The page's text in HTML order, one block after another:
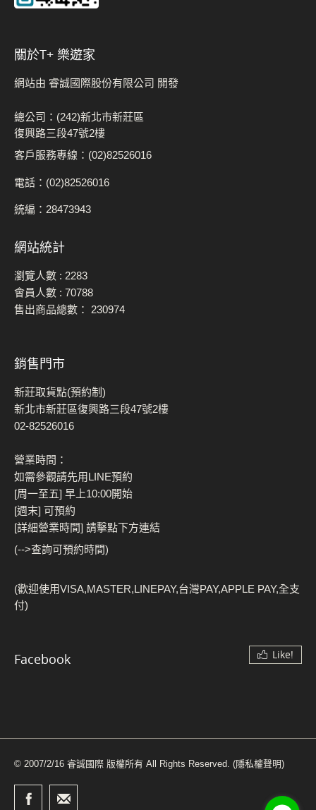
關於t+ 樂遊家
網站由 睿誠國際股份有限公司 開發
總公司：(242)新北市新莊區
復興路三段47號2樓
客戶服務專線：(02)82526016
電話：(02)82526016
統編：28473943
網站統計
瀏覽人數 : 2283
會員人數 : 70788
售出商品總數： 230974
銷售門市
新莊取貨點(預約制)
新北市新莊區復興路三段47號2樓
02-82526016
營業時間：
如需參觀請先用LINE預約
[周一至五] 早上10:00開始
[週末] 可預約
[詳細營業時間] 請擊點下方連結
(-->查詢可預約時間)
(歡迎使用VISA,MASTER,LINEPAY,台灣PAY,APPLE PAY,全支
付)
Facebook Like!
© 2007/2/16 睿誠國際 版權所有 All Rights Reserved. (隱私權聲明)